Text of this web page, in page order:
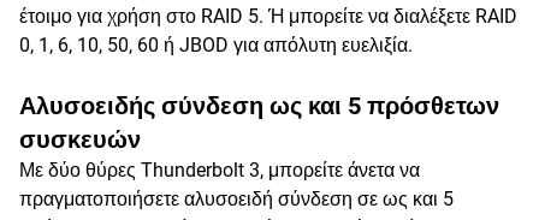
έτοιμο για χρήση στο RAID 5. Ή μπορείτε να διαλέξετε RAID
0, 1, 6, 10, 50, 60 ή JBOD για απόλυτη ευελιξία.
Αλυσοειδής σύνδεση ως και 5 πρόσθετων
συσκευών
Με δύο θύρες Thunderbolt 3, μπορείτε άνετα να
πραγματοποιήσετε αλυσοειδή σύνδεση σε ως και 5